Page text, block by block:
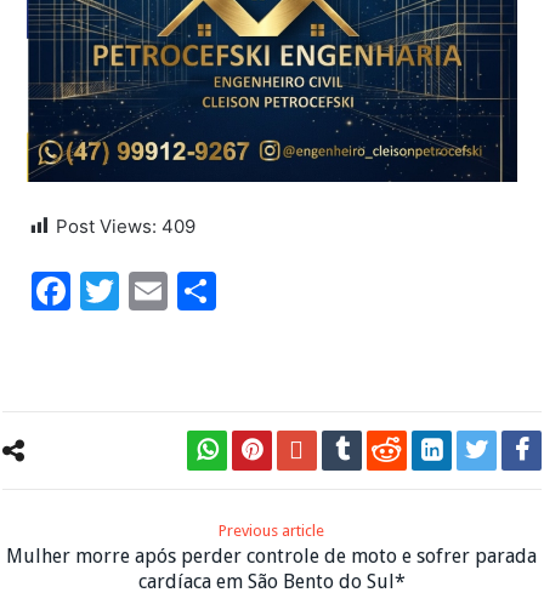
Post Views: 409
Facebook
Twitter
Email
Previous article
Mulher morre após perder controle de moto e sofrer parada
cardíaca em São Bento do Sul*